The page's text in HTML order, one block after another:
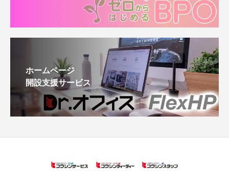
ホームページ
開設支援サービス